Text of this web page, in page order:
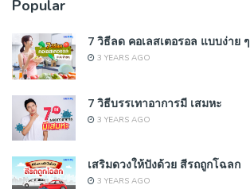
Popular
7 วิธีลด คอเลสเตอรอล แบบง่าย ๆ
3 YEARS AGO
7 วิธีบรรเทาอาการมี เสมหะ
3 YEARS AGO
เสริมดวงให้ปังด้วย สีรถถูกโฉลก
3 YEARS AGO